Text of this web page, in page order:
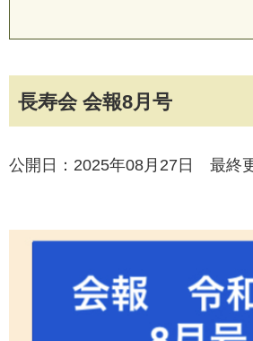
長寿会 会報8月号
公開日：2025年08月27日 最終